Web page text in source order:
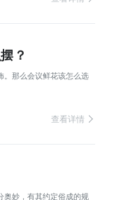
？
。那么会议鲜花该怎么选
查看详情
奥妙，有其约定俗成的规